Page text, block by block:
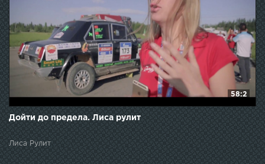
58:2
Дойти до предела. Лиса рулит
Лиса Рулит